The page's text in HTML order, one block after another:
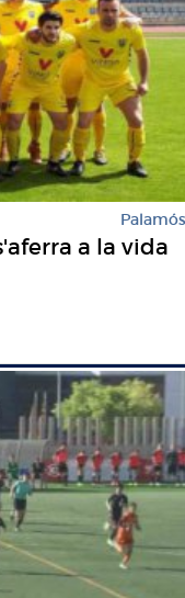
Palamós
a la vida